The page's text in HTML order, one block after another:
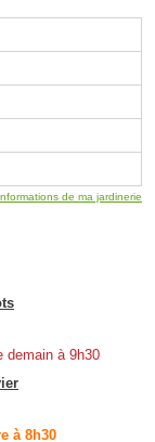
de ma jardinerie
demain à 9h30
à 8h30